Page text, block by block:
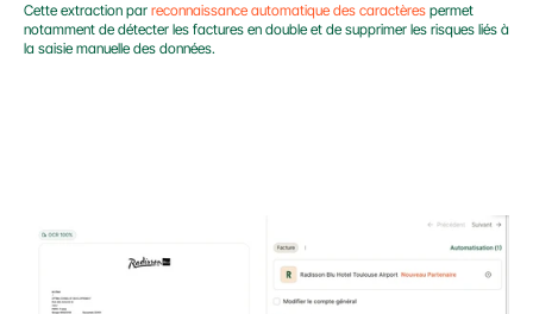
Cette extraction par reconnaissance automatique des caractères permet
notamment de détecter les factures en double et de supprimer les risques liés à
la saisie manuelle des données.